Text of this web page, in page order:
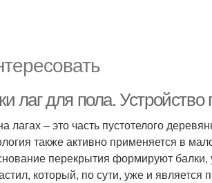
лаг для пола. Устройство
лагах – это часть пустотелого
также активно применяется в
перекрытия формируют
который, по сути, уже и является